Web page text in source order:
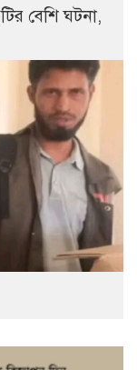
বেশি ঘটনা,